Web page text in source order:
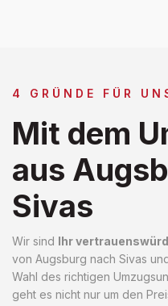
4 GRÜNDE FÜR
Mit dem
aus
Sivas
Wir sind Ihr
von Augsburg nach Sivas
Wahl des richtigen
geht es nicht nur um den